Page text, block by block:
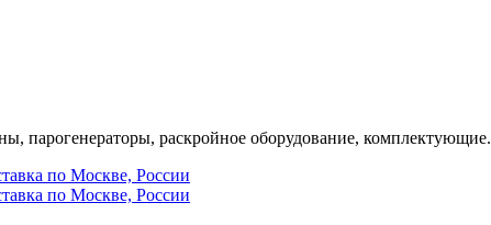
раскройное оборудование, комплектующие.
по Москве, России
по Москве, России